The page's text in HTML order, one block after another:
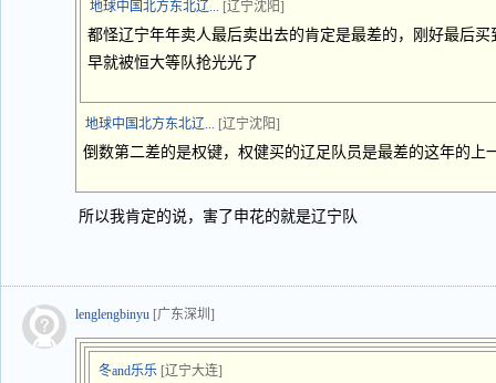
地球中国北方东北辽... [辽宁沈阳]
都怪辽宁年年卖人最后卖出去的肯定是最差的，刚好最后
早就被恒大等队抢光光了
地球中国北方东北辽... [辽宁沈阳]
倒数第二差的是权键，权健买的辽足队员是最差的这年的上
所以我肯定的说，害了申花的就是辽宁队
lenglengbinyu [广东深圳]
冬and乐乐 [辽宁大连]